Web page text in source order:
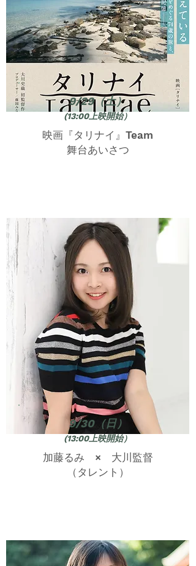
9/29（土）
(13:00上映開始）
映画『タリナイ』Team
​舞台あいさつ
9/30（日）
(13:00上映開始）
加藤るみ × 大川監督
​（タレント）